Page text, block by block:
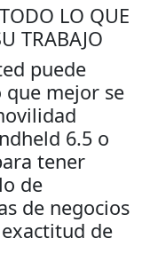
LO QUE
TRABAJO
puede
mejor se
6.5 o
tener
de
de negocios
de